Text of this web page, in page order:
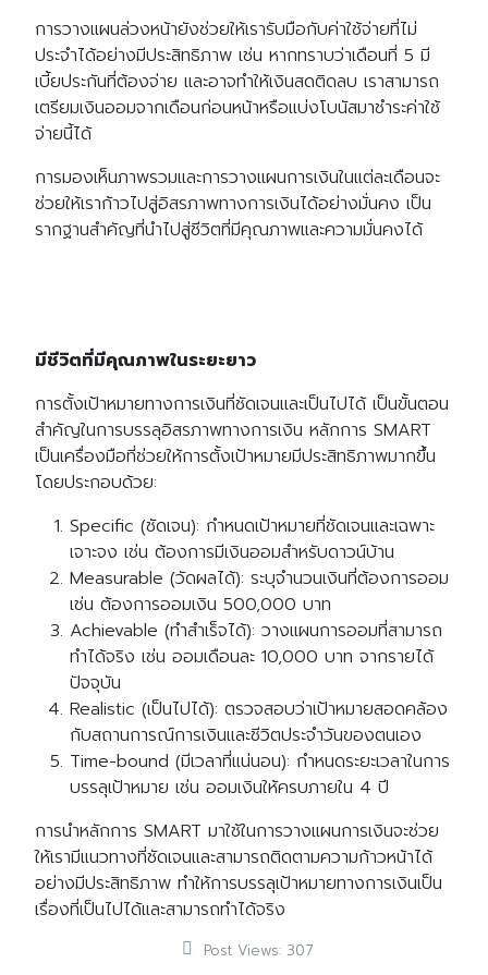
การวางแผนล่วงหน้ายังช่วยให้เรารับมือกับค่าใช้จ่ายที่ไม่
ประจำได้อย่างมีประสิทธิภาพ เช่น หากทราบว่าเดือนที่ 5 มี
เบี้ยประกันที่ต้องจ่าย และอาจทำให้เงินสดติดลบ เราสามารถ
เตรียมเงินออมจากเดือนก่อนหน้าหรือแบ่งโบนัสมาชำระค่าใช้
จ่ายนี้ได้
การมองเห็นภาพรวมและการวางแผนการเงินในแต่ละเดือนจะ
ช่วยให้เราก้าวไปสู่อิสรภาพทางการเงินได้อย่างมั่นคง เป็น
รากฐานสำคัญที่นำไปสู่ชีวิตที่มีคุณภาพและความมั่นคงได้
มีชีวิตที่มีคุณภาพในระยะยาว
การตั้งเป้าหมายทางการเงินที่ชัดเจนและเป็นไปได้ เป็นขั้นตอน
สำคัญในการบรรลุอิสรภาพทางการเงิน หลักการ SMART
เป็นเครื่องมือที่ช่วยให้การตั้งเป้าหมายมีประสิทธิภาพมากขึ้น
โดยประกอบด้วย:
Specific (ชัดเจน): กำหนดเป้าหมายที่ชัดเจนและเฉพาะ
เจาะจง เช่น ต้องการมีเงินออมสำหรับดาวน์บ้าน
Measurable (วัดผลได้): ระบุจำนวนเงินที่ต้องการออม
เช่น ต้องการออมเงิน 500,000 บาท
Achievable (ทำสำเร็จได้): วางแผนการออมที่สามารถ
ทำได้จริง เช่น ออมเดือนละ 10,000 บาท จากรายได้
ปัจจุบัน
Realistic (เป็นไปได้): ตรวจสอบว่าเป้าหมายสอดคล้อง
กับสถานการณ์การเงินและชีวิตประจำวันของตนเอง
Time-bound (มีเวลาที่แน่นอน): กำหนดระยะเวลาในการ
บรรลุเป้าหมาย เช่น ออมเงินให้ครบภายใน 4 ปี
การนำหลักการ SMART มาใช้ในการวางแผนการเงินจะช่วย
ให้เรามีแนวทางที่ชัดเจนและสามารถติดตามความก้าวหน้าได้
อย่างมีประสิทธิภาพ ทำให้การบรรลุเป้าหมายทางการเงินเป็น
เรื่องที่เป็นไปได้และสามารถทำได้จริง
Post Views: 307